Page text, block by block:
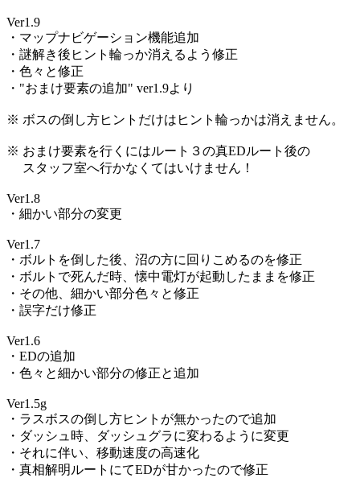
Ver1.9
・マップナビゲーション機能追加
・謎解き後ヒント輪っか消えるよう修正
・色々と修正
・"おまけ要素の追加" ver1.9より
※ ボスの倒し方ヒントだけはヒント輪っかは消えません。
※ おまけ要素を行くにはルート３の真EDルート後の
スタッフ室へ行かなくてはいけません！
Ver1.8
・細かい部分の変更
Ver1.7
・ボルトを倒した後、沼の方に回りこめるのを修正
・ボルトで死んだ時、懐中電灯が起動したままを修正
・その他、細かい部分色々と修正
・誤字だけ修正
Ver1.6
・EDの追加
・色々と細かい部分の修正と追加
Ver1.5g
・ラスボスの倒し方ヒントが無かったので追加
・ダッシュ時、ダッシュグラに変わるように変更
・それに伴い、移動速度の高速化
・真相解明ルートにてEDが甘かったので修正